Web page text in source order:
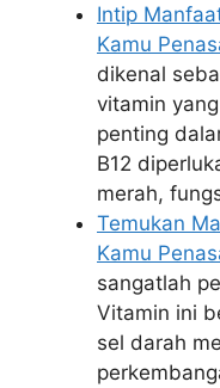
Intip
Kamu
dikenal
vitamin
penting
B12
merah,
Temukan
Kamu
sangatlah
Vitamin ini
sel darah